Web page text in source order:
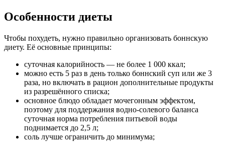
Особенности диеты
Чтобы похудеть, нужно правильно организовать боннскую
диету. Её основные принципы:
суточная калорийность — не более 1 000 ккал;
можно есть 5 раз в день только боннский суп или же 3
раза, но включать в рацион дополнительные продукты
из разрешённого списка;
основное блюдо обладает мочегонным эффектом,
поэтому для поддержания водно-солевого баланса
суточная норма потребления питьевой воды
поднимается до 2,5 л;
соль лучше ограничить до минимума;